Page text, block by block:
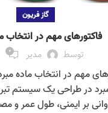
گاز فریون
فاکتورهای مهم در انتخاب
توسط مدیر 0
مهم در انتخاب ماده
در طراحی یک سیستم
بر ایمنی، طول عمر و